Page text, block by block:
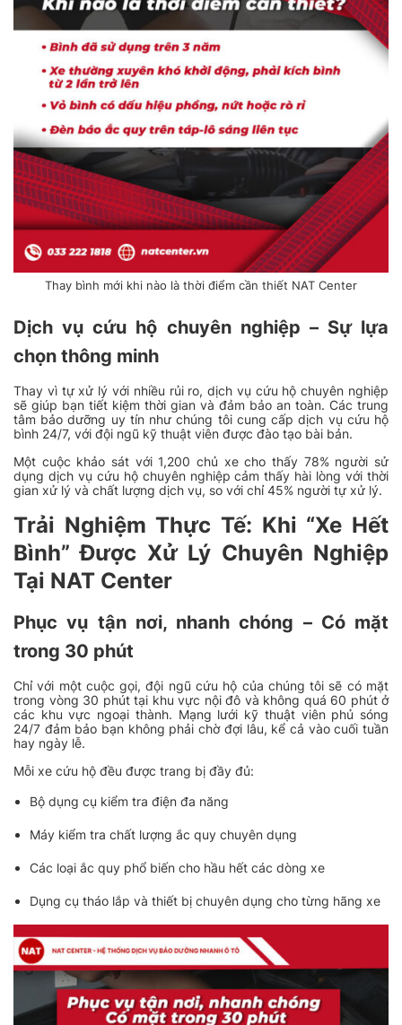
Thay bình mới khi nào là thời điểm cần thiết NAT Center
Dịch vụ cứu hộ chuyên nghiệp – Sự lựa
chọn thông minh
Thay vì tự xử lý với nhiều rủi ro, dịch vụ cứu hộ chuyên nghiệp
sẽ giúp bạn tiết kiệm thời gian và đảm bảo an toàn. Các trung
tâm bảo dưỡng uy tín như chúng tôi cung cấp dịch vụ cứu hộ
bình 24/7, với đội ngũ kỹ thuật viên được đào tạo bài bản.
Một cuộc khảo sát với 1,200 chủ xe cho thấy 78% người sử
dụng dịch vụ cứu hộ chuyên nghiệp cảm thấy hài lòng với thời
gian xử lý và chất lượng dịch vụ, so với chỉ 45% người tự xử lý.
Trải Nghiệm Thực Tế: Khi “Xe Hết
Bình” Được Xử Lý Chuyên Nghiệp
Tại NAT Center
Phục vụ tận nơi, nhanh chóng – Có mặt
trong 30 phút
Chỉ với một cuộc gọi, đội ngũ cứu hộ của chúng tôi sẽ có mặt
trong vòng 30 phút tại khu vực nội đô và không quá 60 phút ở
các khu vực ngoại thành. Mạng lưới kỹ thuật viên phủ sóng
24/7 đảm bảo bạn không phải chờ đợi lâu, kể cả vào cuối tuần
hay ngày lễ.
Mỗi xe cứu hộ đều được trang bị đầy đủ:
Bộ dụng cụ kiểm tra điện đa năng
Máy kiểm tra chất lượng ắc quy chuyên dụng
Các loại ắc quy phổ biến cho hầu hết các dòng xe
Dụng cụ tháo lắp và thiết bị chuyên dụng cho từng hãng xe